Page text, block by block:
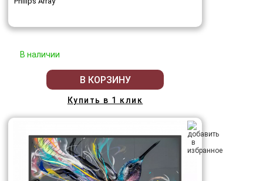
В наличии
В КОРЗИНУ
Купить в 1 клик